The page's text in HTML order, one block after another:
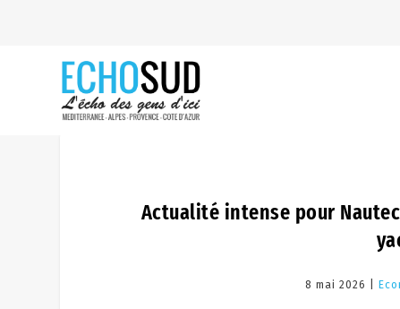
Actualité intense pour
8 mai 2026 |